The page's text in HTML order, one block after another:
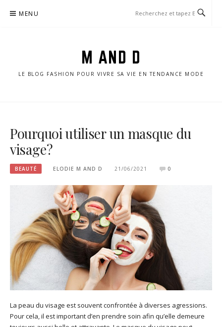
MENU
M AND D
LE BLOG FASHION POUR VIVRE SA VIE EN TENDANCE MODE
Pourquoi utiliser un masque du
visage ?
BEAUTÉ ELODIE M AND D 21/06/2021 0
La peau du visage est souvent confrontée à diverses agressions.
Pour cela, il est important d’en prendre soin afin qu’elle demeure